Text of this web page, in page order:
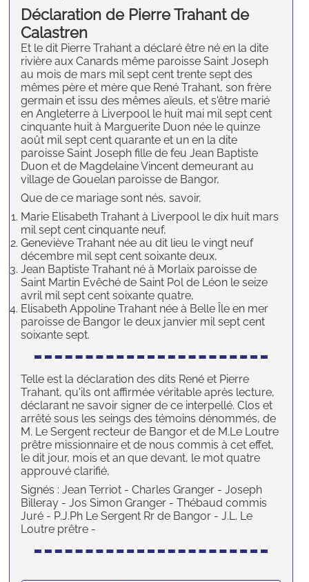
Déclaration de Pierre Trahant de
Calastren
Et le dit Pierre Trahant a déclaré être né en la dite
rivière aux Canards même paroisse Saint Joseph
au mois de mars mil sept cent trente sept des
mêmes père et mère que René Trahant, son frère
germain et issu des mêmes aïeuls, et s'être marié
en Angleterre à Liverpool le huit mai mil sept cent
cinquante huit à Marguerite Duon née le quinze
août mil sept cent quarante et un en la dite
paroisse Saint Joseph fille de feu Jean Baptiste
Duon et de Magdelaine Vincent demeurant au
village de Gouelan paroisse de Bangor,
Que de ce mariage sont nés, savoir,
Marie Elisabeth Trahant à Liverpool le dix huit mars
mil sept cent cinquante neuf,
Geneviève Trahant née au dit lieu le vingt neuf
décembre mil sept cent soixante deux,
Jean Baptiste Trahant né à Morlaix paroisse de
Saint Martin Evêché de Saint Pol de Léon le seize
avril mil sept cent soixante quatre,
Elisabeth Appoline Trahant née à Belle Île en mer
paroisse de Bangor le deux janvier mil sept cent
soixante sept.
Telle est la déclaration des dits René et Pierre
Trahant, qu'ils ont affirmée véritable après lecture,
déclarant ne savoir signer de ce interpellé. Clos et
arrêté sous les seings des témoins dénommés, de
M. Le Sergent recteur de Bangor et de M.Le Loutre
prêtre missionnaire et de nous commis à cet effet,
le dit jour, mois et an que devant, le mot quatre
approuvé clarifié,
Signés : Jean Terriot - Charles Granger - Joseph
Billeray - Jos Simon Granger - Thébaud commis
Juré - P.J.Ph Le Sergent Rr de Bangor - J.L. Le
Loutre prêtre -